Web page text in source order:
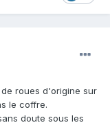
roues d'origine sur
le coffre.
doute sous les